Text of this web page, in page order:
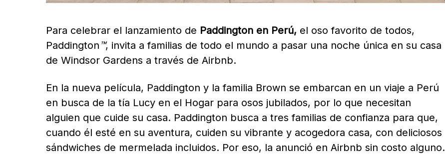
Para celebrar el lanzamiento de Paddington en Perú, el oso favorito de todos,
Paddington ™, invita a familias de todo el mundo a pasar una noche única en su casa
de Windsor Gardens a través de Airbnb.
En la nueva película, Paddington y la familia Brown se embarcan en un viaje a Perú
en busca de la tía Lucy en el Hogar para osos jubilados, por lo que necesitan
alguien que cuide su casa. Paddington busca a tres familias de confianza para que,
cuando él esté en su aventura, cuiden su vibrante y acogedora casa, con deliciosos
sándwiches de mermelada incluidos. Por eso, la anunció en Airbnb sin costo alguno.